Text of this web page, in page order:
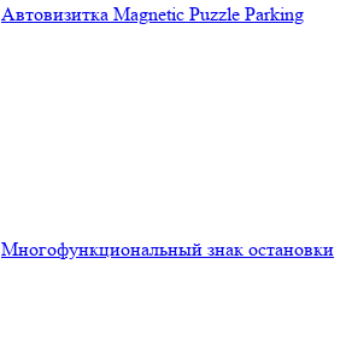
Автовизитка Magnetic Puzzle Parking
Многофункциональный знак остановки